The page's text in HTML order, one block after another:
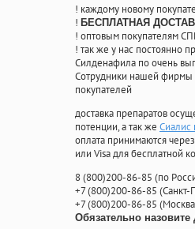
! каждому новому
! БЕСПЛАТНАЯ
! оптовым покупателям
! так же у нас постоянно
Силденафила по очень
Cотрудники нашей фирмы
покупателей
доставка препаратов
потенции, а так же Сиалис
оплата принимаются
или Visa для бесплатной
8(800)200-86-85 (по
+7(800)200-86-85 (Санкт-
+7(800)200-86-85 (
Обязательно